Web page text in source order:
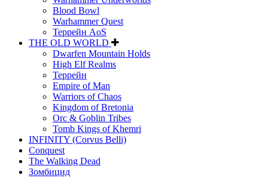
Blood Bowl
Warhammer Quest
Террейн AoS
THE OLD WORLD
Dwarfen Mountain Holds
High Elf Realms
Террейн
Empire of Man
Warriors of Chaos
Kingdom of Bretonia
Orc & Goblin Tribes
Tomb Kings of Khemri
INFINITY (Corvus Belli)
Conquest
The Walking Dead
Зомбицид